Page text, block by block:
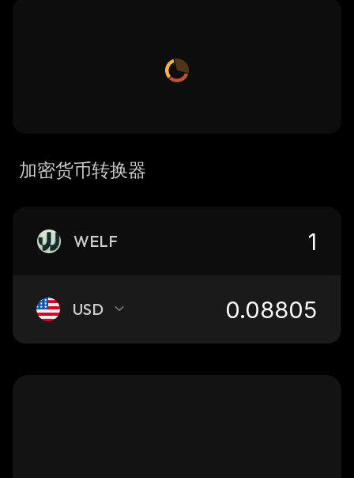
加密货币转换器
WELF
USD